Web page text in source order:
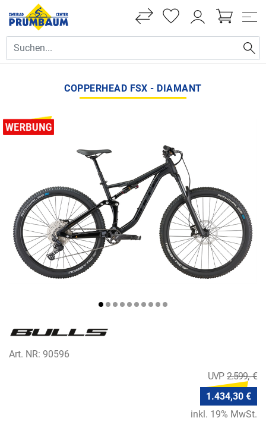
COPPERHEAD FSX - DIAMANT
Art. NR: 90596
2.599,- €
1.434,30 €
inkl. 19% MwSt.